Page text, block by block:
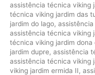
assistência técnica viking
técnica viking jardim das
jardim do lago,
assistência técnica viking
técnica viking jardim dona
jardim dupre, assistência
assistência técnica viking
viking jardim ermida II,